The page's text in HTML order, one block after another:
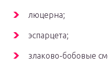
люцерна;
эспарцета;
злаково-бобовые